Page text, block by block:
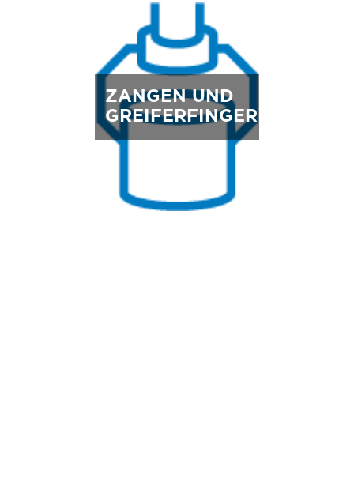
ZANGEN UND
GREIFERFINGER